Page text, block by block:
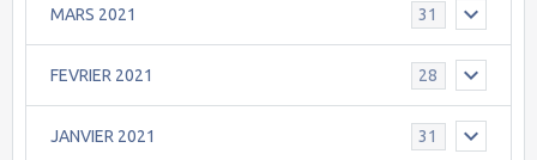
MARS 2021 31
FEVRIER 2021 28
JANVIER 2021 31